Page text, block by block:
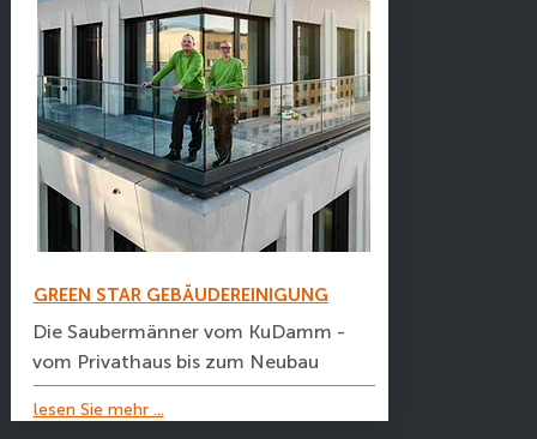
Die Saubermänner vom KuDamm -
vom Privathaus bis zum Neubau
lesen Sie mehr ...
GREEN STAR GEBÄUDEREINIGUNG